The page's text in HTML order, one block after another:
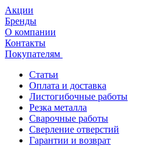
Акции
Бренды
О компании
Контакты
Покупателям
Статьи
Оплата и доставка
Листогибочные работы
Резка металла
Сварочные работы
Сверление отверстий
Гарантии и возврат